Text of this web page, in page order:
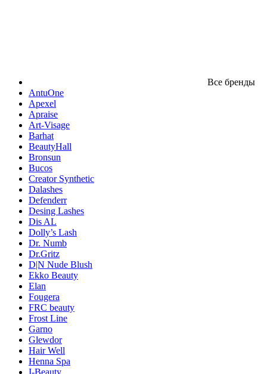
Все бренды
AntuOne
Apexel
Apraise
Art-Visage
Barhat
BeautyHall
Bronsun
Bucos
Creator Synthetic
Dalashes
Defenderr
Desing Lashes
Dis AL
Dolly’s Lash
Dr. Numb
Dr.Gritz
D|N Nude Blush
Ekko Beauty
Elan
Fougera
FRC beauty
Frost Line
Garno
Glewdor
Hair Well
Henna Spa
I-Beauty